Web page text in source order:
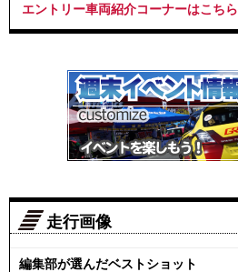
エントリー車両紹介コーナーはこちら
走行画像
編集部が選んだベストショット